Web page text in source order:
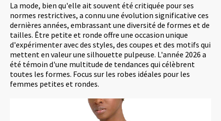
La mode, bien qu'elle ait souvent été critiquée pour ses
normes restrictives, a connu une évolution significative ces
dernières années, embrassant une diversité de formes et de
tailles. Être petite et ronde offre une occasion unique
d'expérimenter avec des styles, des coupes et des motifs qui
mettent en valeur une silhouette pulpeuse. L'année 2026 a
été témoin d'une multitude de tendances qui célèbrent
toutes les formes. Focus sur les robes idéales pour les
femmes petites et rondes.